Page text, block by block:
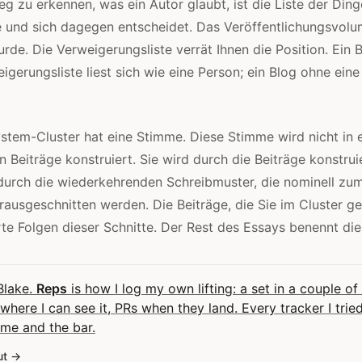
zu erkennen, was ein Autor glaubt, ist die Liste der
sich dagegen entscheidet. Das
Die Verweigerungsliste verrät Ihnen die Position. Ein
liest sich wie eine Person; ein Blog ohne
Cluster hat eine Stimme. Diese Stimme wird nicht in
Beiträge konstruiert. Sie wird durch die Beiträge
die wiederkehrenden Schreibmuster, die nominell
werden. Die Beiträge, die Sie im Cluster
Folgen dieser Schnitte. Der Rest des Essays benennt
Reps is how I log my own lifting: a set in a couple of
I can see it, PRs when they land. Every tracker I
and the bar.